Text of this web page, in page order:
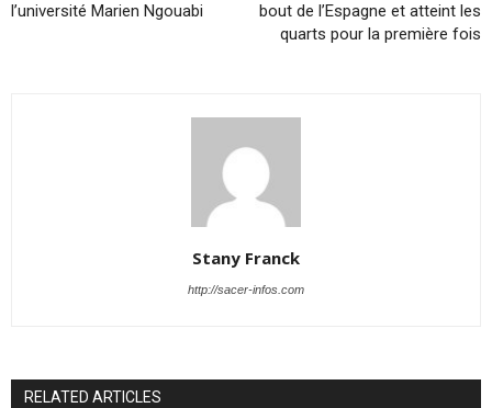
l’université Marien Ngouabi
bout de l’Espagne et atteint les
quarts pour la première fois
Stany Franck
http://sacer-infos.com
RELATED ARTICLES